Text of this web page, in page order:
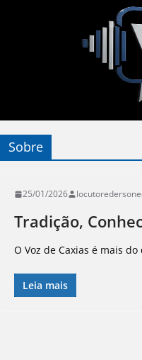
Sobre
25/01/2026
Tradição,
O Voz de Caxias é mais
Leia mais